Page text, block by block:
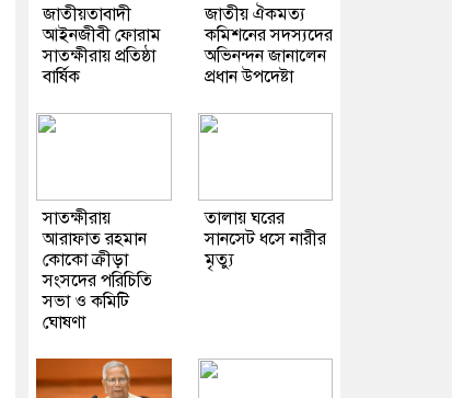
জাতীয়তাবাদী
আইনজীবী ফোরাম
সাতক্ষীরায় প্রতিষ্ঠা
বার্ষিক
জাতীয় ঐকমত্য
কমিশনের সদস্যদের
অভিনন্দন জানালেন
প্রধান উপদেষ্টা
সাতক্ষীরায়
আরাফাত রহমান
কোকো ক্রীড়া
সংসদের পরিচিতি
সভা ও কমিটি
ঘোষণা
তালায় ঘরের
সানসেট ধসে নারীর
মৃত্যু